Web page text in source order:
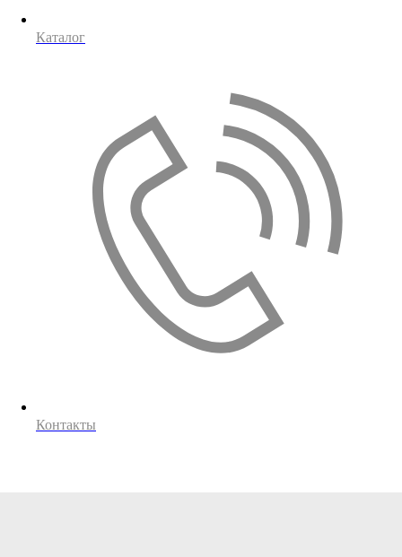
Каталог
Контакты